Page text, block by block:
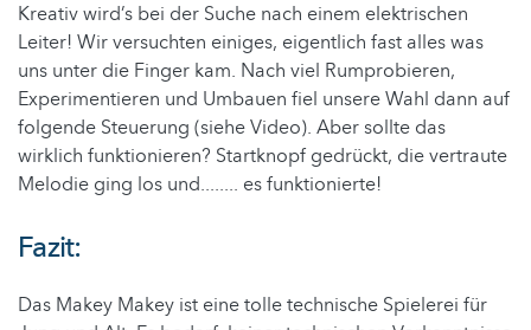
Kreativ wird’s bei der Suche nach einem elektrischen
Leiter! Wir versuchten einiges, eigentlich fast alles was
uns unter die Finger kam. Nach viel Rumprobieren,
Experimentieren und Umbauen fiel unsere Wahl dann auf
folgende Steuerung (siehe Video). Aber sollte das
wirklich funktionieren? Startknopf gedrückt, die vertraute
Melodie ging los und........ es funktionierte!
Fazit:
Das Makey Makey ist eine tolle technische Spielerei für